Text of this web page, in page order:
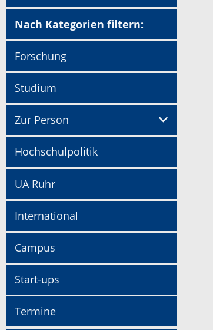
Nach Kategorien filtern:
Forschung
Studium
Zur Person
Hochschulpolitik
UA Ruhr
International
Campus
Start-ups
Termine